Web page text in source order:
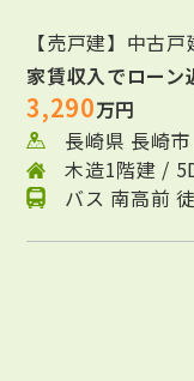
【売戸建】中古戸
家賃収入でローン
3,290万円
長崎県 長崎
木造1階建 /
バス 南高前